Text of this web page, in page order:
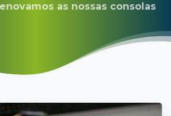
as nossas consolas